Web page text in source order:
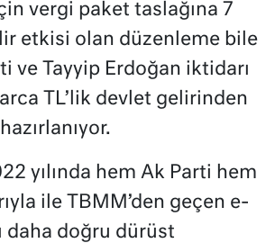
vergi paket taslağına 7
etkisi olan düzenleme bile
ve Tayyip Erdoğan iktidarı
TL’lik devlet gelirinden
yılında hem Ak Parti hem
ile TBMM’den geçen e-
daha doğru dürüst